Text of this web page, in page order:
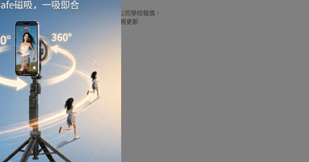
雙人便攜椅 月亮椅
and sale.
到買代理資料及價錢實惠借批發優惠以及公司學校報價，
似產品及優點缺點，請留意我們最新產品價格更新